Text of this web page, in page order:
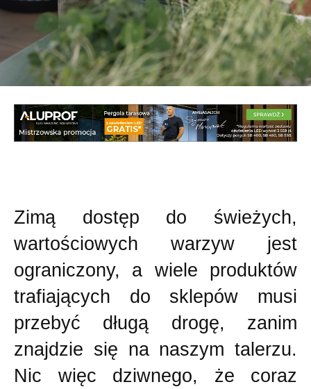
Zimą dostęp do świeżych,
wartościowych warzyw jest
ograniczony, a wiele produktów
trafiających do sklepów musi
przebyć długą drogę, zanim
znajdzie się na naszym talerzu.
Nic więc dziwnego, że coraz